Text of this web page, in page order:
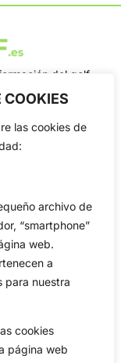
COOKIES
las cookies de
archivo de
“smartphone”
web.
a
para nuestra
cookies
página web
del golf
vídeos, noticias,
World Tour, LPGA